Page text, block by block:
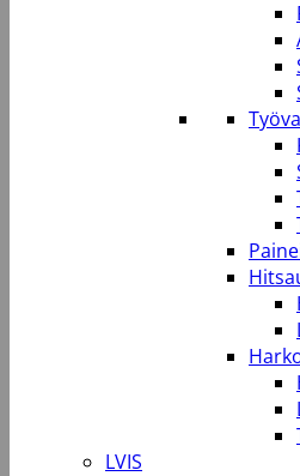
LVIS